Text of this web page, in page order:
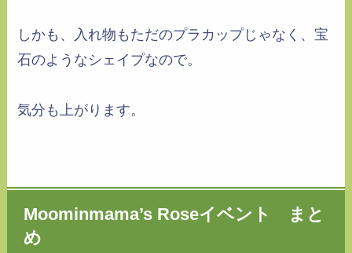
しかも、入れ物もただのプラカップじゃなく、宝
石のようなシェイプなので。
気分も上がります。
Moominmama’s Roseイベント まと
め